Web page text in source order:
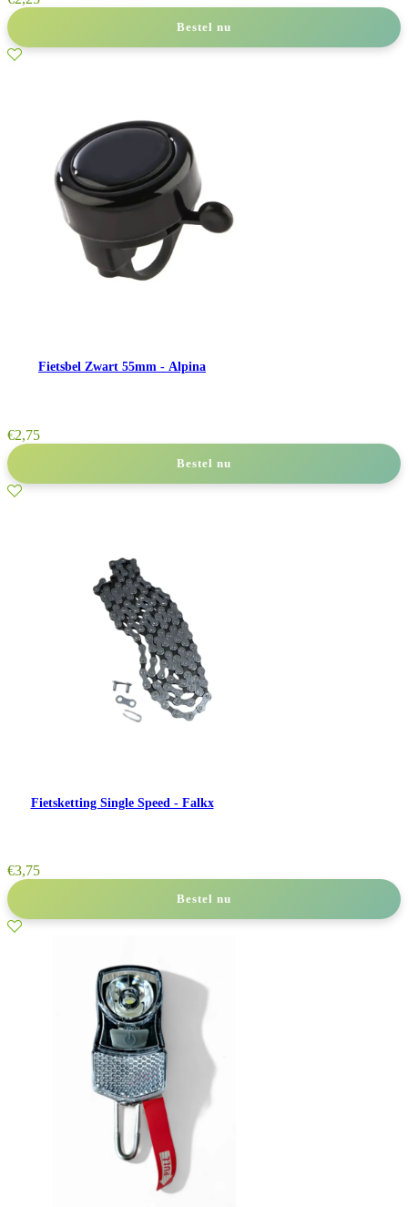
Bestel nu
Fietsbel Zwart 55mm - Alpina
€2,75
Bestel nu
Fietsketting Single Speed - Falkx
€3,75
Bestel nu